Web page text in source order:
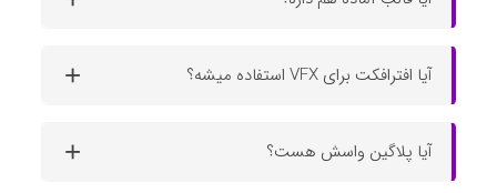
آیا افترافکت برای VFX استفاده میشه؟
آیا پلاگین واسش هست؟